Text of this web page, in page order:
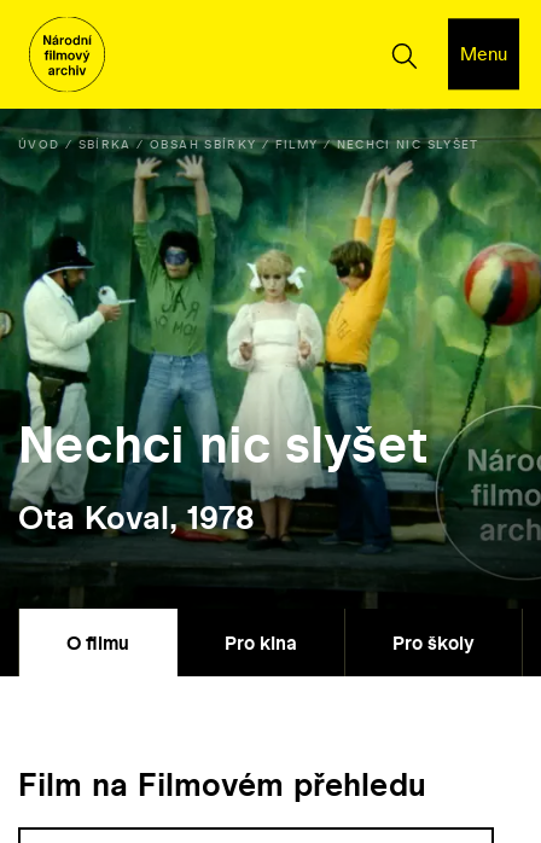
Menu
ÚVOD SBÍRKA OBSAH SBÍRKY FILMY NECHCI NIC SLYŠET
Nechci nic slyšet
Ota Koval, 1978
O filmu Pro kina Pro školy
Film na Filmovém přehledu